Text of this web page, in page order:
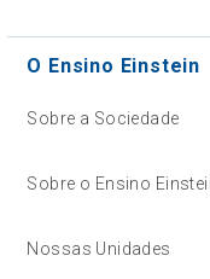
O Ensino Einstein
Sobre a Sociedade
Sobre o Ensino
Nossas Unidades